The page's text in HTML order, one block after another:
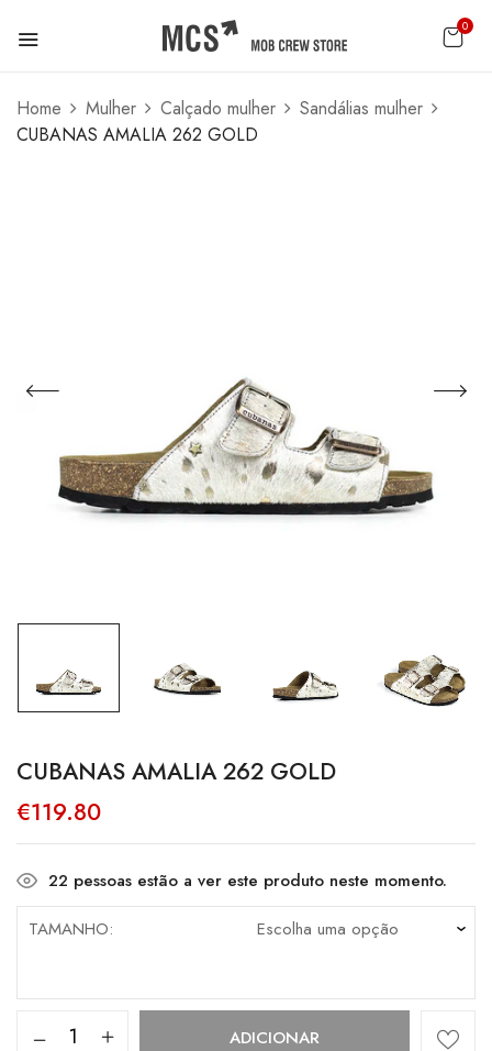
0
Home Mulher Calçado mulher
Sandálias mulher
CUBANAS AMALIA 262 GOLD
CUBANAS AMALIA 262 GOLD
€119.80
22 pessoas estão a ver este produto neste momento.
TAMANHO
Quantidade
ADICIONAR